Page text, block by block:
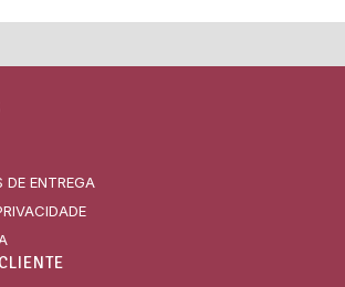
DE ENTREGA